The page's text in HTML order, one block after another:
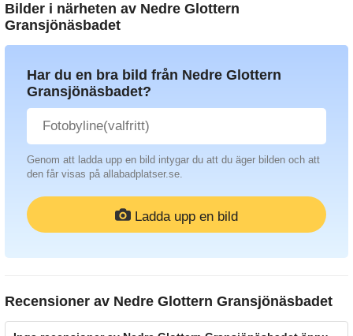
Bilder i närheten av Nedre Glottern
Gransjönäsbadet
Har du en bra bild från Nedre Glottern
Gransjönäsbadet?
Genom att ladda upp en bild intygar du att du äger bilden och att
den får visas på allabadplatser.se.
Ladda upp en bild
Recensioner av Nedre Glottern Gransjönäsbadet